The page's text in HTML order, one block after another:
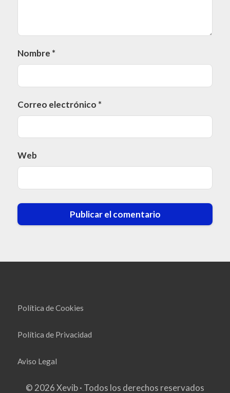
Nombre *
Correo electrónico *
Web
Política de Cookies
Política de Privacidad
Aviso Legal
© 2026 Xevib · Todos los derechos reservados